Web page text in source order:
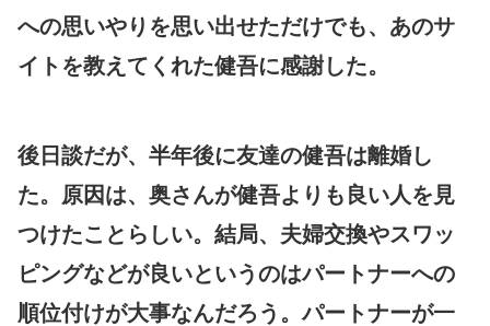
への思いやりを思い出せただけでも、あのサ
イトを教えてくれた健吾に感謝した。
後日談だが、半年後に友達の健吾は離婚し
た。原因は、奥さんが健吾よりも良い人を見
つけたことらしい。結局、夫婦交換やスワッ
ピングなどが良いというのはパートナーへの
順位付けが大事なんだろう。パートナーが一